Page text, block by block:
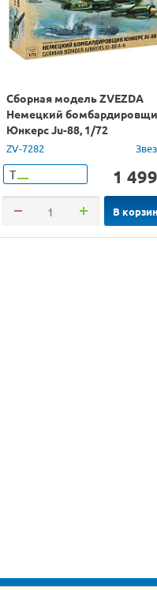
Сборная модель ZVEZDA
Немецкий
Юнкерс Ju-88, 1/72
ZV-7282
Т 1 499
В